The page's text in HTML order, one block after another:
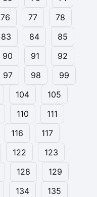
76 77
78
83 84
85
90 91
92
97 98
99
104
105
110
111
116
117
122
123
128
129
134
135